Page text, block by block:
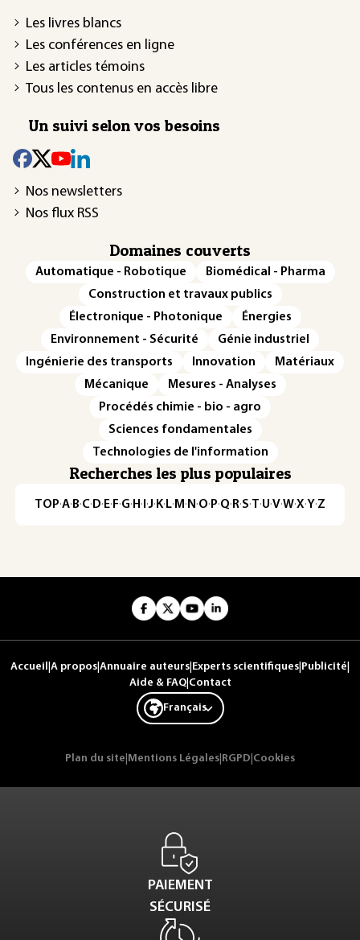
Les livres blancs
Les conférences en ligne
Les articles témoins
Tous les contenus en accès libre
Un suivi selon vos besoins
Nos newsletters
Nos flux RSS
Domaines couverts
Automatique - Robotique
Biomédical - Pharma
Construction et travaux publics
Électronique - Photonique
Énergies
Environnement - Sécurité
Génie industriel
Ingénierie des transports
Innovation
Matériaux
Mécanique
Mesures - Analyses
Procédés chimie - bio - agro
Sciences fondamentales
Technologies de l'information
Recherches les plus populaires
TOP·A·B·C· D· E· F·G· H · ·J· K· L· M · N ·O· P·Q· R·S·T·U·V·W·X·Y·Z
Accueil A propos Annuaire auteurs Experts scientifiques Publicité
Aide & FAQ| Contact
Français
Plan du site Mentions Légales RGPD Cookies
PAIEMENT
SÉCURISÉ